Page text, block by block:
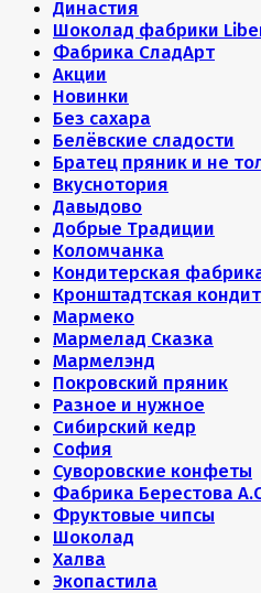
Династия
Шоколад фабрики
Фабрика СладАрт
Акции
Новинки
Без сахара
Белёвские сладости
Братец пряник и не
Вкуснотория
Давыдово
Добрые Традиции
Коломчанка
Кондитерская
Кронштадтская
Мармеко
Мармелад Сказка
Мармелэнд
Покровский пряник
Разное и нужное
Сибирский кедр
София
Суворовские конфеты
Фабрика Берестова
Фруктовые чипсы
Шоколад
Халва
Экопастила